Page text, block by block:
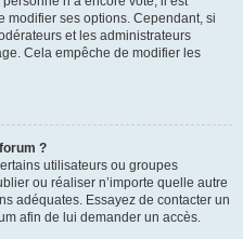
modifier ses options. Cependant, si
et les administrateurs
Cela empêche de modifier les
?
utilisateurs ou groupes
ou réaliser n’importe quelle autre
adéquates. Essayez de contacter un
afin de lui demander un accès.